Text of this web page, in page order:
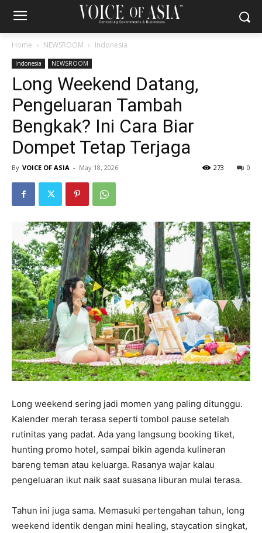
Home NEWSROOM Indonesia
Indonesia NEWSROOM
Long Weekend Datang,
Pengeluaran Tambah
Bengkak? Ini Cara Biar
Dompet Tetap Terjaga
By VOICE OF ASIA - May 18, 2026 0
273
Long weekend sering jadi momen yang paling ditunggu.
Kalender merah terasa seperti tombol pause setelah
rutinitas yang padat. Ada yang langsung booking tiket,
hunting promo hotel, sampai bikin agenda kulineran
bareng teman atau keluarga. Rasanya wajar kalau
pengeluaran ikut naik saat suasana liburan mulai terasa.
Tahun ini juga sama. Memasuki pertengahan tahun, long
weekend identik dengan mini healing, staycation singkat,